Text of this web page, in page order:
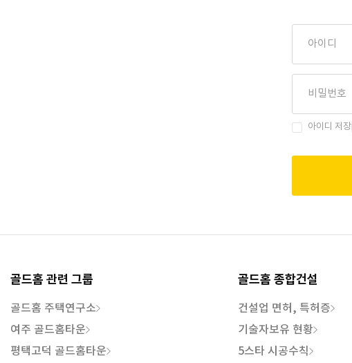
아이디 저장
골드홈 관련 그룹
골드홈 주택연구소
여주 골드홈타운
평택고덕 골드홈타운
골드홈 종합건설
건설업 면허, 특허증
기술자보유 현황
5스타 시공수칙